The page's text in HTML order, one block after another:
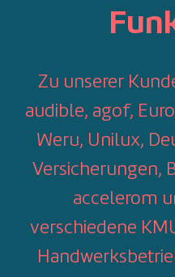
Zu unserer
audible, agof,
Weru, Unilux,
Versicherungen,
accelerom
verschiedene